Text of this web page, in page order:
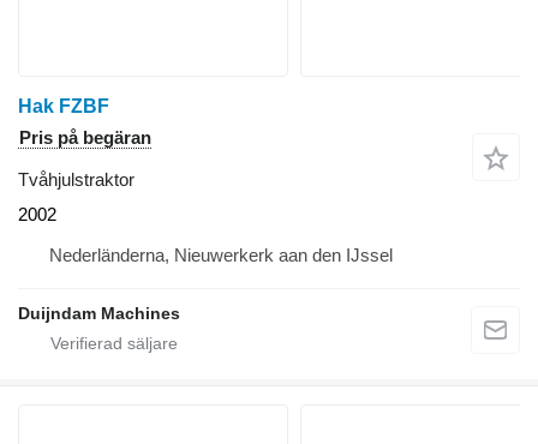
Hak FZBF
Pris på begäran
Tvåhjulstraktor
2002
Nederländerna, Nieuwerkerk aan den IJssel
Duijndam Machines